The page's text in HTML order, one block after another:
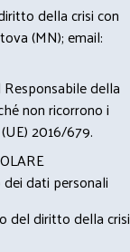
della crisi con
(MN); email:
della
non ricorrono i
2016/679.
dati personali
del diritto della crisi